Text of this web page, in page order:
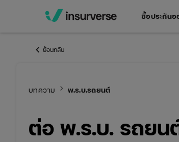
ซื้อประกันอ
keyboard_arrow_left ย้อนกลับ
บทความ keyboard_arrow_right พ.ร.บ.รถยนต์
ต่อ พ.ร.บ. รถยน